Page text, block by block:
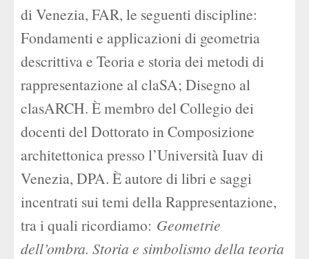
di Venezia, FAR, le seguenti discipline:
Fondamenti e applicazioni di geometria
descrittiva e Teoria e storia dei metodi di
rappresentazione al claSA; Disegno al
clasARCH. È membro del Collegio dei
docenti del Dottorato in Composizione
architettonica presso l’Università Iuav di
Venezia, DPA. È autore di libri e saggi
incentrati sui temi della Rappresentazione,
tra i quali ricordiamo: Geometrie
dell’ombra. Storia e simbolismo della teoria